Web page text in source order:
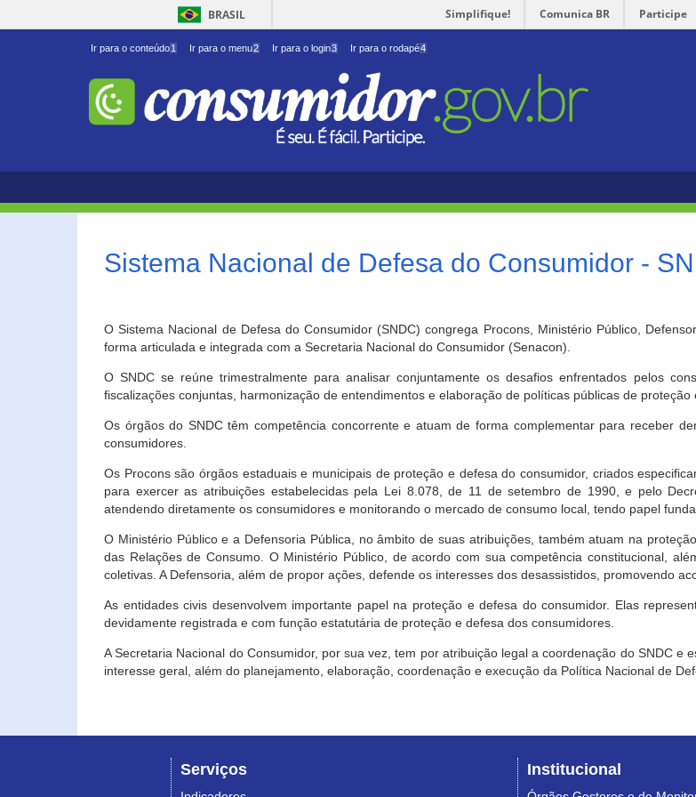
BRASIL Simplifique! Comunica BR Participe
Ir para o conteúdo1 Ir para o menu2 Ir para o login3 Ir para o rodapé4
Sistema Nacional de Defesa do Consumidor -
O Sistema Nacional de Defesa do Consumidor (SNDC) congrega Procons, Ministério Público,
forma articulada e integrada com a Secretaria Nacional do Consumidor (Senacon).
O SNDC se reúne trimestralmente para analisar conjuntamente os desafios enfrentados pelos
fiscalizações conjuntas, harmonização de entendimentos e elaboração de políticas públicas de proteção
Os órgãos do SNDC têm competência concorrente e atuam de forma complementar para receber
consumidores.
Os Procons são órgãos estaduais e municipais de proteção e defesa do consumidor, criados
para exercer as atribuições estabelecidas pela Lei 8.078, de 11 de setembro de 1990, e pelo
atendendo diretamente os consumidores e monitorando o mercado de consumo local, tendo papel
O Ministério Público e a Defensoria Pública, no âmbito de suas atribuições, também atuam na
das Relações de Consumo. O Ministério Público, de acordo com sua competência constitucional,
coletivas. A Defensoria, além de propor ações, defende os interesses dos desassistidos, promovendo
As entidades civis desenvolvem importante papel na proteção e defesa do consumidor. Elas
devidamente registrada e com função estatutária de proteção e defesa dos consumidores.
A Secretaria Nacional do Consumidor, por sua vez, tem por atribuição legal a coordenação do SNDC
interesse geral, além do planejamento, elaboração, coordenação e execução da Política Nacional de
Serviços Institucional